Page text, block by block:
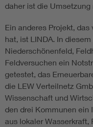
daher ist die Umsetzung
Ein anderes Projekt,
hat, ist LINDA. In
Niederschönenfeld,
Feldversuchen ein
getestet, das
die LEW Verteilnetz
Wissenschaft und
den drei Kommunen ein
aus lokaler Wasserkraft,